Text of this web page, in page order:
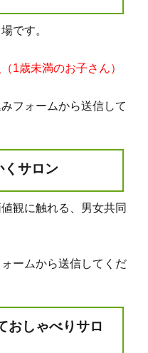
です。
1歳未満のお子さん）
フォームから送信して
サロン
観に触れる、男女共同
ームから送信してくだ
しゃべりサロ